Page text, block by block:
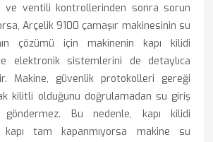
ve ventili kontrollerinden sonra sorun
Arçelik 9100 çamaşır makinesinin su
çözümü için makinenin kapı kilidi
elektronik sistemlerini de detaylıca
Makine, güvenlik protokolleri gereği
kilitli olduğunu doğrulamadan su giriş
Bu nedenle, kapı kilidi
kapı tam kapanmıyorsa makine su